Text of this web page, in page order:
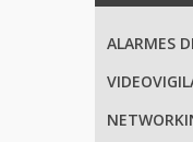
ALARMES